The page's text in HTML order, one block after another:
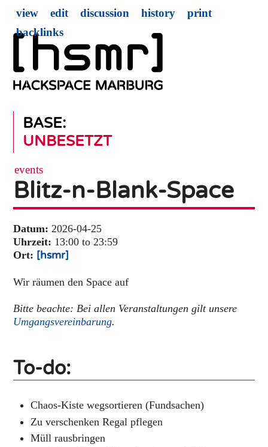
BASE:
UNBESETZT
view edit discussion history
print
backlinks
events
Blitz-n-Blank-Space
Datum: 2026-04-25
Uhrzeit: 13:00 to 23:59
Ort: [hsmr]
Wir räumen den Space auf
Bitte beachte: Bei allen Veranstaltungen gilt unsere
Umgangsvereinbarung.
To-do:
Chaos-Kiste wegsortieren (Fundsachen)
Zu verschenken Regal pflegen
Müll rausbringen